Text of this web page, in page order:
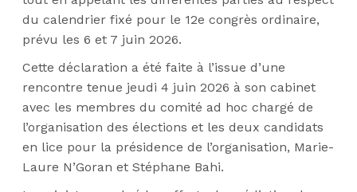
du calendrier fixé pour le 12e congrès ordinaire,
prévu les 6 et 7 juin 2026.
Cette déclaration a été faite à l’issue d’une
rencontre tenue jeudi 4 juin 2026 à son cabinet
avec les membres du comité ad hoc chargé de
l’organisation des élections et les deux candidats
en lice pour la présidence de l’organisation, Marie-
Laure N’Goran et Stéphane Bahi.